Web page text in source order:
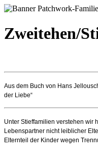
Zweitehen/
Aus dem Buch von Hans
der Liebe“
Unter Stieffamilien verstehen wir
Lebenspartner nicht leiblicher
Elternteil der Kinder wegen